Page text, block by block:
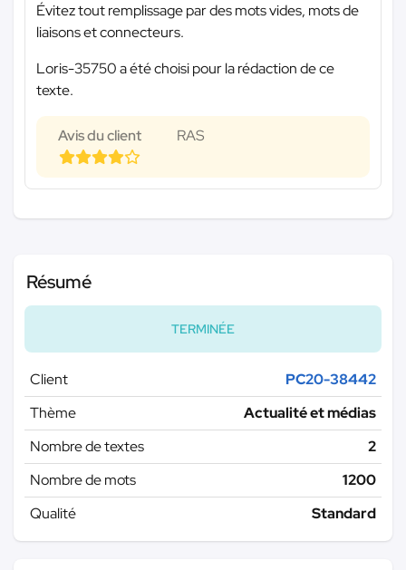
Évitez tout remplissage par des mots vides, mots de
liaisons et connecteurs.
Loris-35750 a été choisi pour la rédaction de ce
texte.
Avis du client RAS
Résumé
TERMINÉE
Client
PC20-38442
Thème
Actualité et médias
Nombre de textes
2
Nombre de mots
1200
Qualité
Standard